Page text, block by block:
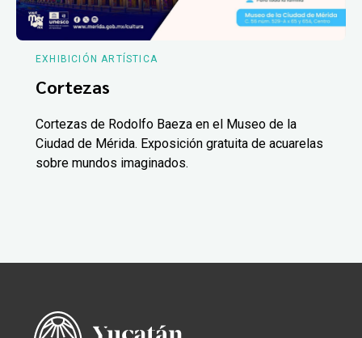
EXHIBICIÓN ARTÍSTICA
Cortezas
Cortezas de Rodolfo Baeza en el Museo de la
Ciudad de Mérida. Exposición gratuita de acuarelas
sobre mundos imaginados.